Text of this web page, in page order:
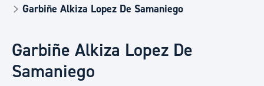
Garbiñe Alkiza Lopez De Samaniego
Garbiñe Alkiza Lopez De
Samaniego